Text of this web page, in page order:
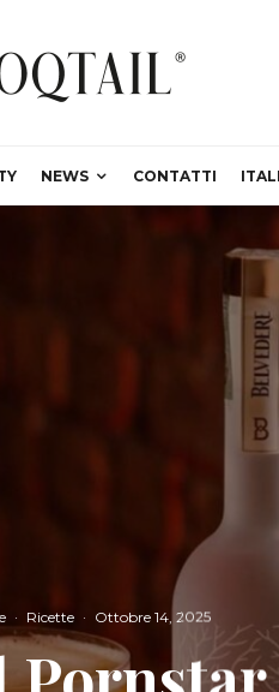
NEWS CONTATTI
· Ricette · Ottobre 14, 2025